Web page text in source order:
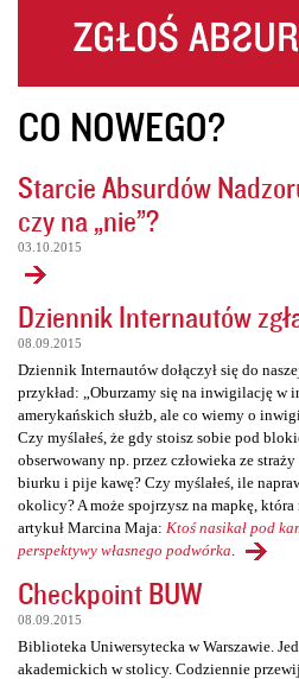
CO NOWEGO?
Starcie Absurdów
czy na „nie”?
03.10.2015
Dziennik Internautów
08.09.2015
Dziennik Internautów dołączył się do
przykład: „Oburzamy się na inwigilację w
amerykańskich służb, ale co wiemy o
Czy myślałeś, że gdy stoisz sobie pod
obserwowany np. przez człowieka ze
biurku i pije kawę? Czy myślałeś, ile
okolicy? A może spojrzysz na mapkę,
artykuł Marcina Maja: Ktoś nasikał pod
perspektywy własnego podwórka
Checkpoint BUW
08.09.2015
Biblioteka Uniwersytecka w Warszawie.
akademickich w stolicy. Codziennie